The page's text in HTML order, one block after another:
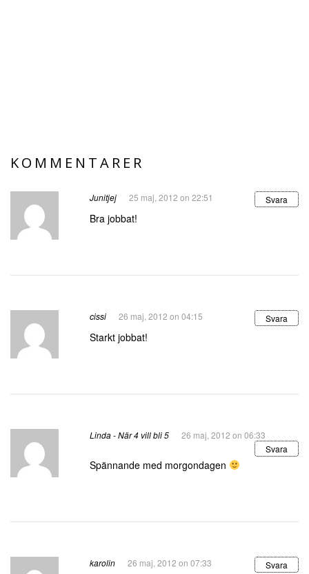
KOMMENTARER
Junitjej 25 maj, 2012 on 22:51 Svara
Bra jobbat!
cissi 26 maj, 2012 on 04:15 Svara
Starkt jobbat!
Linda - När 4 vill bli 5
26 maj, 2012 on 06:33
Svara
Spännande med morgondagen
karolin 26 maj, 2012 on 07:33 Svara